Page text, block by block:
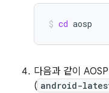
cd aosp
다음과 같이
( android-